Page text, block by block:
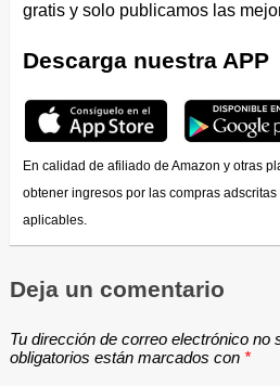
gratis y solo publicamos las
Descarga nuestra APP
En calidad de afiliado de Amazon y otras
obtener ingresos por las compras
aplicables.
Deja un comentario
Tu dirección de correo electrónico no
obligatorios están marcados con *